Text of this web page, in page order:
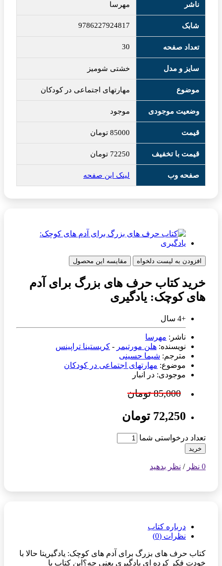
ناشر مهرسا
شابک 9786227924817
تعداد صفحه 30
سایز و مدل خشتی شومیز
موضوع مهارتهای اجتماعی در کودکان
وضعیت موجودی موجود
قیمت 85000 تومان
قیمت با تخفیف 72250 تومان
صفحه وب لینک این صفحه
افزودن به لیست دلخواه مقایسه این محصول
خرید کتاب حرف های بزرگ برای آدم
های کوچک: یادگیری
+4 سال
ناشر: مهرسا
نویسنده: هلن مورتیمر - کریستینا تراپینس
مترجم: شیما حسینی
موضوع: مهارتهای اجتماعی در کودکان
موجودی: در انبار
85,000 تومان
72,250 تومان
تعداد درخواستی شما
خرید
0 نظر / نظر بدهید
درباره کتاب
نظرات (0)
کتاب حرف های بزرگ برای آدم های کوچک: یادگیریتا حالا با
خودت فکر کرده ای یادگیری یعنی چه؟این کتاب با